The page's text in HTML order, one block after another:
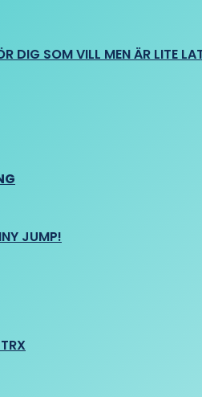
DIG SOM VILL MEN ÄR LITE
JUMP!